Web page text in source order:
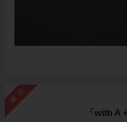
練習
「with A